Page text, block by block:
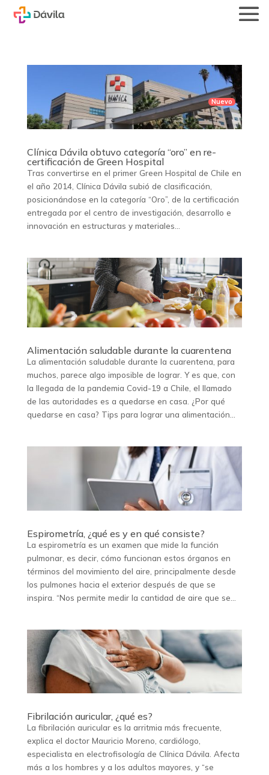
Clínica Dávila obtuvo categoría “oro” en re-
certificación de Green Hospital
Tras convertirse en el primer Green Hospital de Chile en
el año 2014, Clínica Dávila subió de clasificación,
posicionándose en la categoría “Oro”, de la certificación
entregada por el centro de investigación, desarrollo e
innovación en estructuras y materiales...
Alimentación saludable durante la cuarentena
La alimentación saludable durante la cuarentena, para
muchos, parece algo imposible de lograr. Y es que, con
la llegada de la pandemia Covid-19 a Chile, el llamado
de las autoridades es a quedarse en casa. ¿Por qué
quedarse en casa? Tips para lograr una alimentación...
Espirometría, ¿qué es y en qué consiste?
La espirometría es un examen que mide la función
pulmonar, es decir, cómo funcionan estos órganos en
términos del movimiento del aire, principalmente desde
los pulmones hacia el exterior después de que se
inspira. “Nos permite medir la cantidad de aire que se...
Fibrilación auricular, ¿qué es?
La fibrilación auricular es la arritmia más frecuente,
explica el doctor Mauricio Moreno, cardiólogo,
especialista en electrofisología de Clínica Dávila. Afecta
más a los hombres y a los adultos mayores, y “se